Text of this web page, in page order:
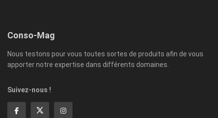
Conso-Mag
Nous testons pour vous toutes sortes de produits afin de vous
apporter notre expertise dans différents domaines.
Suivez-nous !